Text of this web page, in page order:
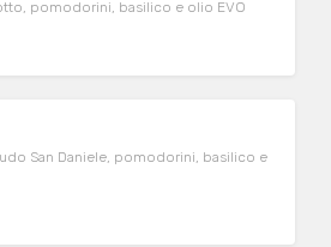
pomodorini, basilico e olio EVO
San Daniele, pomodorini, basilico e